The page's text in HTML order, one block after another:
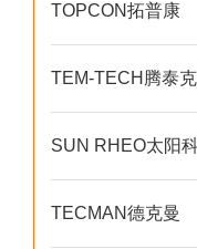
TOPCON拓普康
TEM-TECH腾泰克
SUN RHEO太阳
TECMAN德克曼